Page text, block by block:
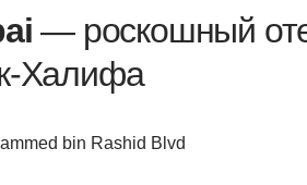
— роскошный
Халифа
bin Rashid Blvd